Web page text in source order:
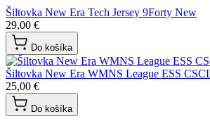
Šiltovka New Era Tech Jersey 9Forty New
29,00 €
Do košíka
Šiltovka New Era WMNS League ESS
25,00 €
Do košíka